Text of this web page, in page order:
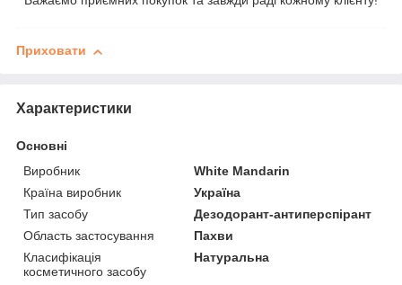
Приховати
Характеристики
Основні
Виробник
White Mandarin
Країна виробник
Україна
Тип засобу
Дезодорант-антиперспірант
Область застосування
Пахви
Класифікація
косметичного засобу
Натуральна